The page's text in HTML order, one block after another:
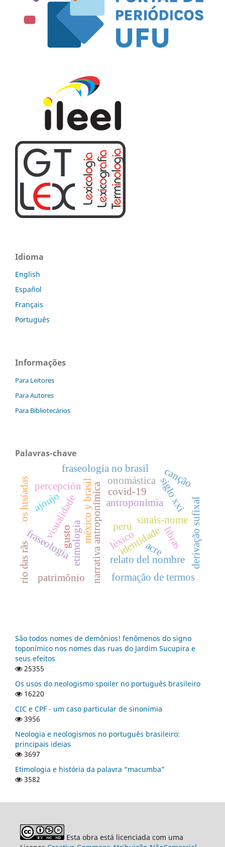
Idioma
English
Español
Français
Português
Informações
Para Leitores
Para Autores
Para Bibliotecários
Palavras-chave
antroponímia
sinais-nome
libras
visualidade
identidade
narrativa antroponímica relato del nombre
siglo xxi
méxico y brasil
fraseologia
fraseologia no brasil
derivação sufixal
formação de termos
etimologia
percepción
gusto
covid-19
ajoujo
léxico
patrimônio
rio das rãs
onomástica
acre
os lusíadas
perú
canção
São todos nomes de demônios! fenômenos do signo
toponímico nos nomes das ruas do Jardim Sucupira e
seus efeitos
25355
Os usos do neologismo spoiler no português brasileiro
16220
CIC e CPF - um caso particular de sinonímia
3956
Neologia e neologismos no português brasileiro:
principais ideias
3697
Etimologia e história da palavra “macumba”
3582
Esta obra está licenciada com uma